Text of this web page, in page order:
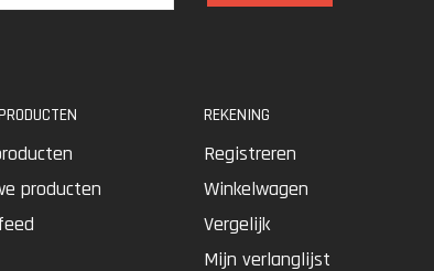
producten
REKENING
Registreren
Winkelwagen
Vergelijk
Mijn verlanglijst